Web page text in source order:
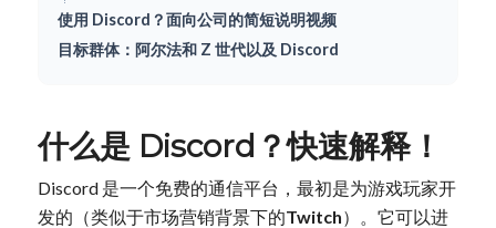
使用 Discord？面向公司的简短说明视频
目标群体：阿尔法和 Z 世代以及 Discord
什么是 Discord？快速解释！
Discord 是一个免费的通信平台，最初是为游戏玩家开
发的（类似于市场营销背景下的Twitch）。它可以进